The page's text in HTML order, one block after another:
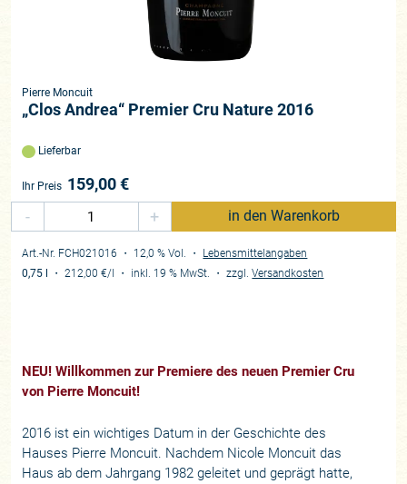
Pierre Moncuit
„Clos Andrea“ Premier Cru Nature 2016
Lieferbar
Ihr Preis 159,00€
-
+ in den Warenkorb
Art.-Nr. FCH021016 ・ 12,0 % Vol. ・ Lebensmittelangaben
0,75 l
・212,00 €/l ・ inkl. 19 % MwSt. ・zzgl.Versandkosten
NEU! Willkommen zur Premiere des neuen Premier Cru
von Pierre Moncuit!
2016 ist ein wichtiges Datum in der Geschichte des
Hauses Pierre Moncuit. Nachdem Nicole Moncuit das
Haus ab dem Jahrgang 1982 geleitet und geprägt hatte,